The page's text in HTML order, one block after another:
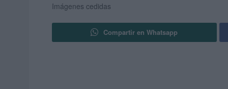
Imágenes cedidas
Compartir en Whatsapp